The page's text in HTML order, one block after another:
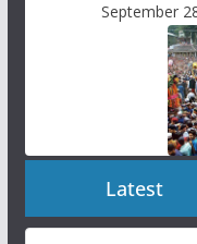
September
Latest